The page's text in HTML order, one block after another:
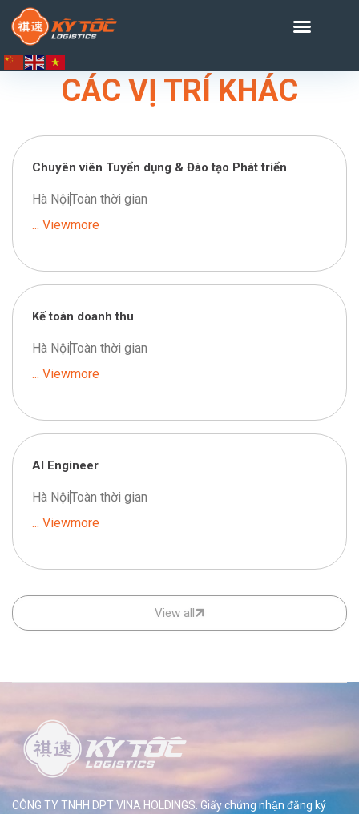
CÁC VỊ TRÍ KHÁC
Chuyên viên Tuyển dụng & Đào tạo Phát triển
Hà NộiToàn thời gian
... Viewmore
Kế toán doanh thu
Hà NộiToàn thời gian
... Viewmore
AI Engineer
Hà NộiToàn thời gian
... Viewmore
View all
CÔNG TY TNHH DPT VINA HOLDINGS. Giấy chứng nhận đăng ký